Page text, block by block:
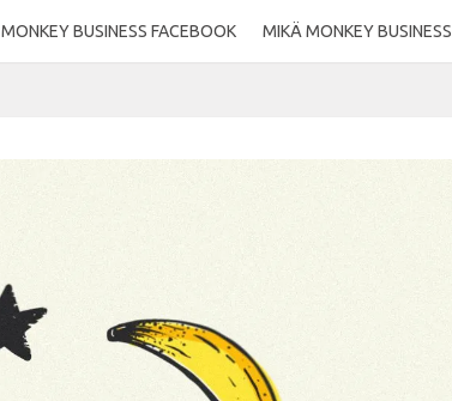
MONKEY BUSINESS FACEBOOK MIKÄ MONKEY BUSINESS